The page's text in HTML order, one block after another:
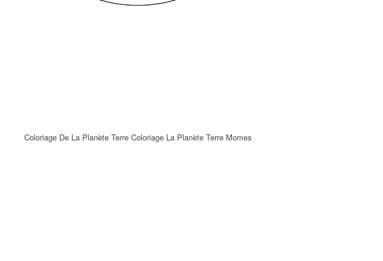
Coloriage De La Planète Terre Coloriage La Planète Terre Momes